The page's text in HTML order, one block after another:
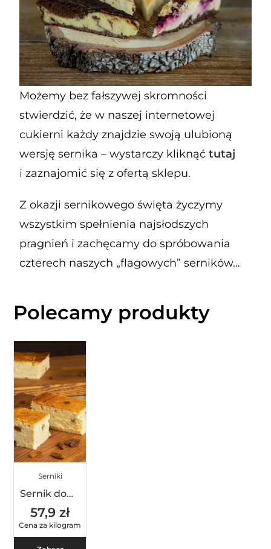
Możemy bez fałszywej skromności
stwierdzić, że w naszej internetowej
cukierni każdy znajdzie swoją ulubioną
wersję sernika – wystarczy kliknąćtutaj
i zaznajomić się z ofertą sklepu.
Z okazji sernikowego święta życzymy
wszystkim spełnienia najsłodszych
pragnień i zachęcamy do spróbowania
czterech naszych „flagowych” serników…
Polecamy produkty
Serniki
Sernik domowy
57,9 zł
Cena za kilogram